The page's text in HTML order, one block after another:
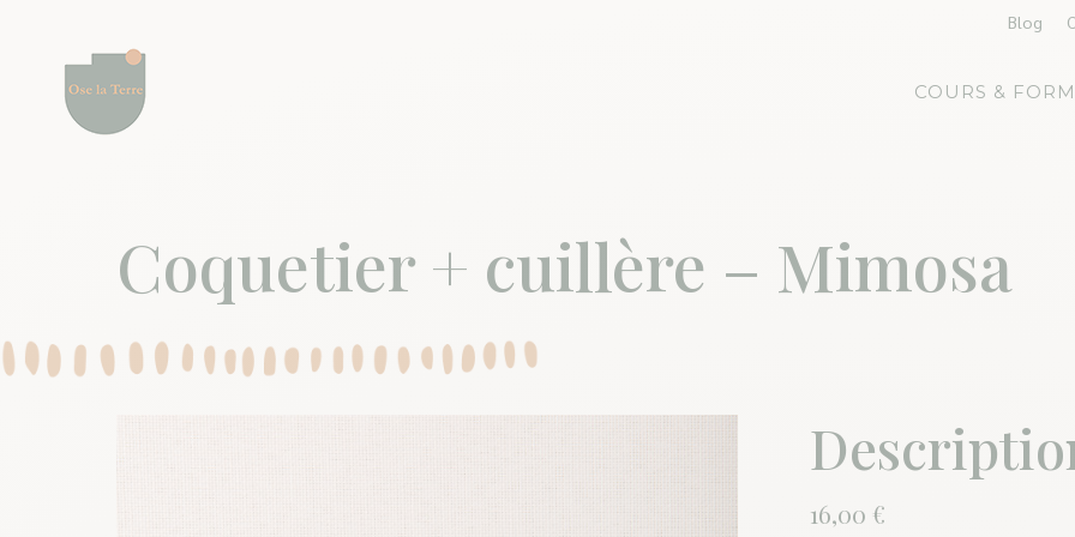
Blog
COURS &
Coquetier + cuillère – Mimosa
16,00 €